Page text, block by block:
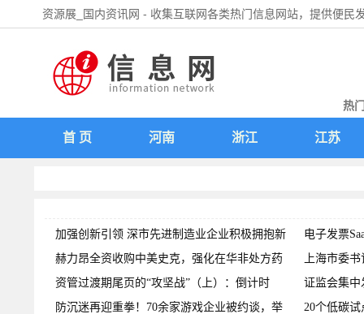
资源展_国内资讯网 - 收集互联网各类热门信息网站，提供便民
热
首 页 河南 浙江 江苏
加强创新引领 深市先进制造业企业积极拥抱新
质生产
电子发票
赫力昂全资收购中美史克，强化在华非处方药
领域布
上海市委
资管过渡期尾页的“攻坚战”（上）：倒计时
吧，抹
证监会集中
源头上
防沉迷再迎重拳！70余家游戏企业被约谈，举
20个低碳